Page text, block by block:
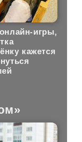
игры,
кажется